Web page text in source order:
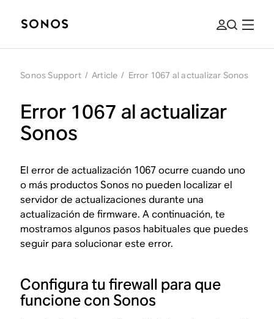
Sonos Support / Article / Error 1067 al actualizar Sonos
Error 1067 al actualizar
Sonos
El error de actualización 1067 ocurre cuando uno
o más productos Sonos no pueden localizar el
servidor de actualizaciones durante una
actualización de firmware. A continuación, te
mostramos algunos pasos habituales que puedes
seguir para solucionar este error.
Configura tu firewall para que
funcione con Sonos